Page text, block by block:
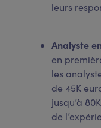
leurs
Analyste
en
les
de 45K
jusqu’à
de